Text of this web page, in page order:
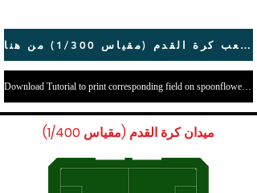
قم بتحميل ملعب كرة القدم (مقياس 1/300) من هنا
ميدان كرة القدم (مقياس 1/400)